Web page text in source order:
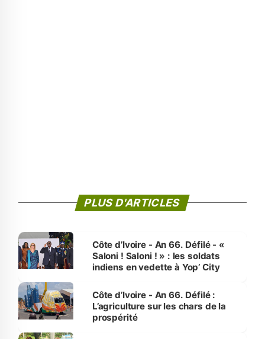
PLUS D'ARTICLES
Côte d’Ivoire - An 66. Défilé - «
Saloni ! Saloni ! » : les soldats
indiens en vedette à Yop’ City
Côte d’Ivoire - An 66. Défilé :
L’agriculture sur les chars de la
prospérité